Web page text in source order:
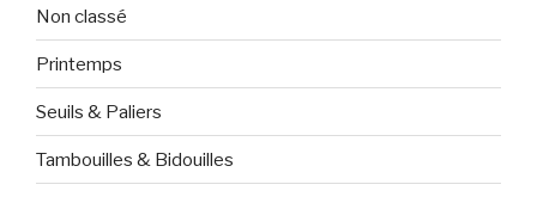
Non classé
Printemps
Seuils & Paliers
Tambouilles & Bidouilles